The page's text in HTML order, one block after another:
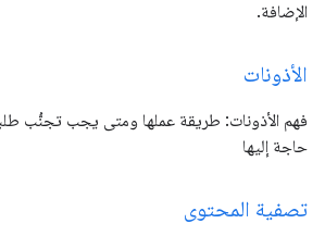
الإضافة.
الأذونات
فهم الأذونات: طريقة عملها ومتى يجب تجنُّب
حاجة إليها
تصفية المحتوى